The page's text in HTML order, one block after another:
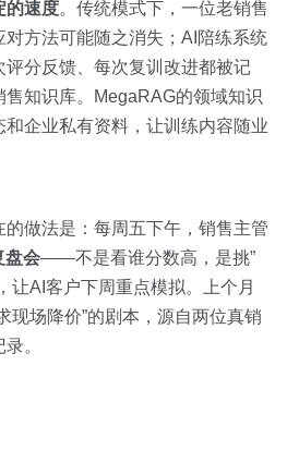
的速度。传统模式下，一位老销售
方法可能随之消失；AI陪练系统
分反馈、每次复训改进都被记
知识库。MegaRAG的领域知识
企业私有资料，让训练内容随业
做法是：每周五下午，销售主管
盘会——不是看谁分数高，是挑”
让AI客户下周重点模拟。上个月
现场降价”的剧本，源自两位真销
。